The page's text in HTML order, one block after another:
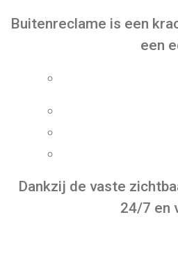
Buitenreclame is een
een
Dankzij de vaste
24/7 en